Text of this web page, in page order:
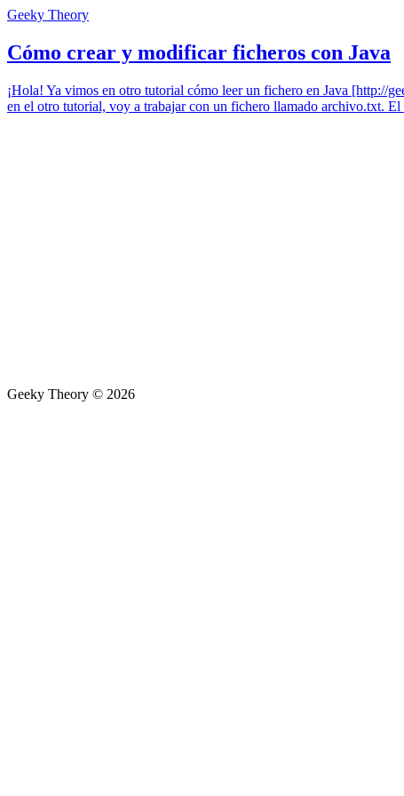
Geeky Theory
Cómo crear y modificar ficheros con Java
¡Hola! Ya vimos en otro tutorial cómo leer un fichero en Java [http://
en el otro tutorial, voy a trabajar con un fichero llamado archivo.txt. El
Geeky Theory © 2026